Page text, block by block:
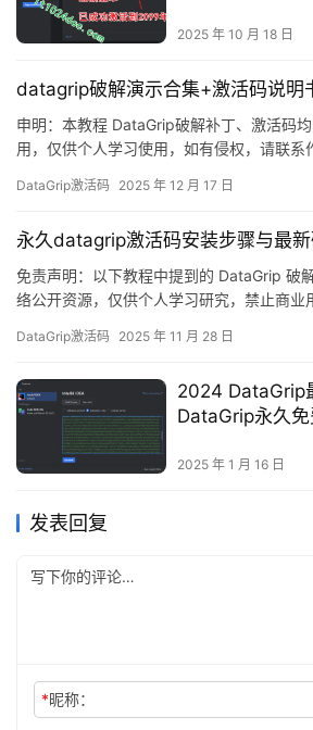
2025 年 10 月 18 日
datagrip破解演示合集+激活码说明
申明：本教程 DataGrip破解补丁、激活码
用，仅供个人学习使用，如有侵权，请联系
器，功能强大，适用于 Windows、Mac 和
得破解麻烦，可以购买…
DataGrip激活码 2025 年 12 月 17 日
永久datagrip激活码安装步骤与最
免责声明：以下教程中提到的 DataGrip 破
络公开资源，仅供个人学习研究，禁止商业
DataGrip 2025.2.1 已成功激活至 2099 年
正版全家桶低至 32…
DataGrip激活码 2025 年 11 月 28 日
2024 DataGrip
DataGrip永久
2025 年 1 月 16 日
发表回复
*昵称：